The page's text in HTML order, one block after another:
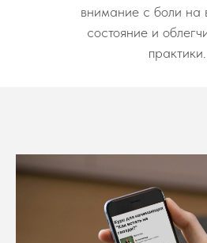
внимание с боли на
состояние и
практики.